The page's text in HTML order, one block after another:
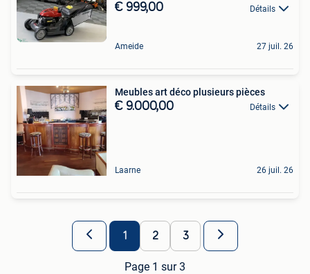
€ 999,00 Détails
Ameide 27 juil. 26
Meubles art déco plusieurs pièces
€ 9.000,00 Détails
Laarne 26 juil. 26
1 2 3
Page 1 sur 3